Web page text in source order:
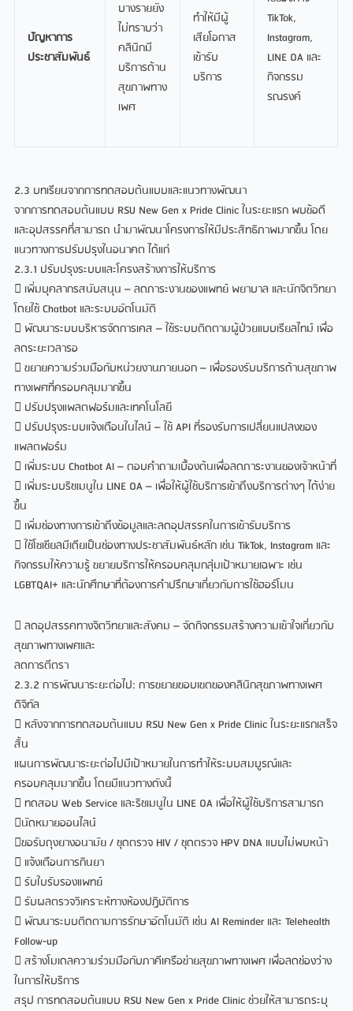
ปัญหาการ
ประชาสัมพันธ์
บางรายยัง
ไม่ทราบว่า
คลินิกมี
บริการด้าน
สุขภาพทาง
เพศ
ทำให้มีผู้
เสียโอกาส
เข้ารับ
บริการ
TikTok,
Instagram,
LINE OA และ
กิจกรรม
รณรงค์
2.3 บทเรียนจากการทดสอบต้นแบบและแนวทางพัฒนา
จากการทดสอบต้นแบบ RSU New Gen x Pride Clinic ในระยะแรก พบข้อดี
และอุปสรรคที่สามารถ นำมาพัฒนาโครงการให้มีประสิทธิภาพมากขึ้น โดย
แนวทางการปรับปรุงในอนาคต ได้แก่
2.3.1 ปรับปรุงระบบและโครงสร้างการให้บริการ
 เพิ่มบุคลากรสนับสนุน – ลดภาระงานของแพทย์ พยาบาล และนักจิตวิทยา
โดยใช้ Chatbot และระบบอัตโนมัติ
 พัฒนาระบบบริหารจัดการเคส – ใช้ระบบติดตามผู้ป่วยแบบเรียลไทม์ เพื่อ
ลดระยะเวลารอ
 ขยายความร่วมมือกับหน่วยงานภายนอก – เพื่อรองรับบริการด้านสุขภาพ
ทางเพศที่ครอบคลุมมากขึ้น
 ปรับปรุงแพลตฟอร์มและเทคโนโลยี
 ปรับปรุงระบบแจ้งเตือนในไลน์ – ใช้ API ที่รองรับการเปลี่ยนแปลงของ
แพลตฟอร์ม
 เพิ่มระบบ Chatbot AI – ตอบคำถามเบื้องต้นเพื่อลดภาระงานของเจ้าหน้าที่
 เพิ่มระบบริชเมนูใน LINE OA – เพื่อให้ผู้ใช้บริการเข้าถึงบริการต่างๆ ได้ง่าย
ขึ้น
 เพิ่มช่องทางการเข้าถึงข้อมูลและลดอุปสรรคในการเข้ารับบริการ
 ใช้โซเชียลมีเดียเป็นช่องทางประชาสัมพันธ์หลัก เช่น TikTok, Instagram และ
กิจกรรมให้ความรู้ขยายบริการให้ครอบคลุมกลุ่มเป้าหมายเฉพาะ เช่น
LGBTQAI+ และนักศึกษาที่ต้องการคำปรึกษาเกี่ยวกับการใช้ฮอร์โมน
 ลดอุปสรรคทางจิตวิทยาและสังคม – จัดกิจกรรมสร้างความเข้าใจเกี่ยวกับ
สุขภาพทางเพศและ
ลดการตีตรา
2.3.2 การพัฒนาระยะต่อไป: การขยายขอบเขตของคลินิกสุขภาพทางเพศ
ดิจิทัล
 หลังจากการทดสอบต้นแบบ RSU New Gen x Pride Clinic ในระยะแรกเสร็จ
สิ้น
แผนการพัฒนาระยะต่อไปมีเป้าหมายในการทำให้ระบบสมบูรณ์และ
ครอบคลุมมากขึ้น โดยมีแนวทางดังนี้
 ทดสอบ Web Service และริชเมนูใน LINE OA เพื่อให้ผู้ใช้บริการสามารถ
นัดหมายออนไลน์
ขอรับถุงยางอนามัย / ชุดตรวจ HIV / ชุดตรวจ HPV DNA แบบไม่พบหน้า
 แจ้งเตือนการกินยา
 รับใบรับรองแพทย์
 รับผลตรวจวิเคราะห์ทางห้องปฏิบัติการ
 พัฒนาระบบติดตามการรักษาอัตโนมัติ เช่น AI Reminder และ Telehealth
Follow-up
 สร้างโมเดลความร่วมมือกับภาคีเครือข่ายสุขภาพทางเพศ เพื่อลดช่องว่าง
ในการให้บริการ
สรุป การทดสอบต้นแบบ RSU New Gen x Pride Clinic ช่วยให้สามารถระบุ